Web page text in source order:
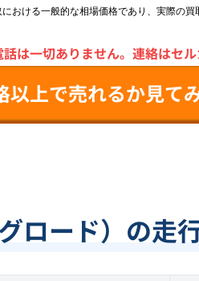
ける一般的な相場価格であり、実際の買
は一切ありません。 連絡はセ
以上で売れるか見て
ロード）の走